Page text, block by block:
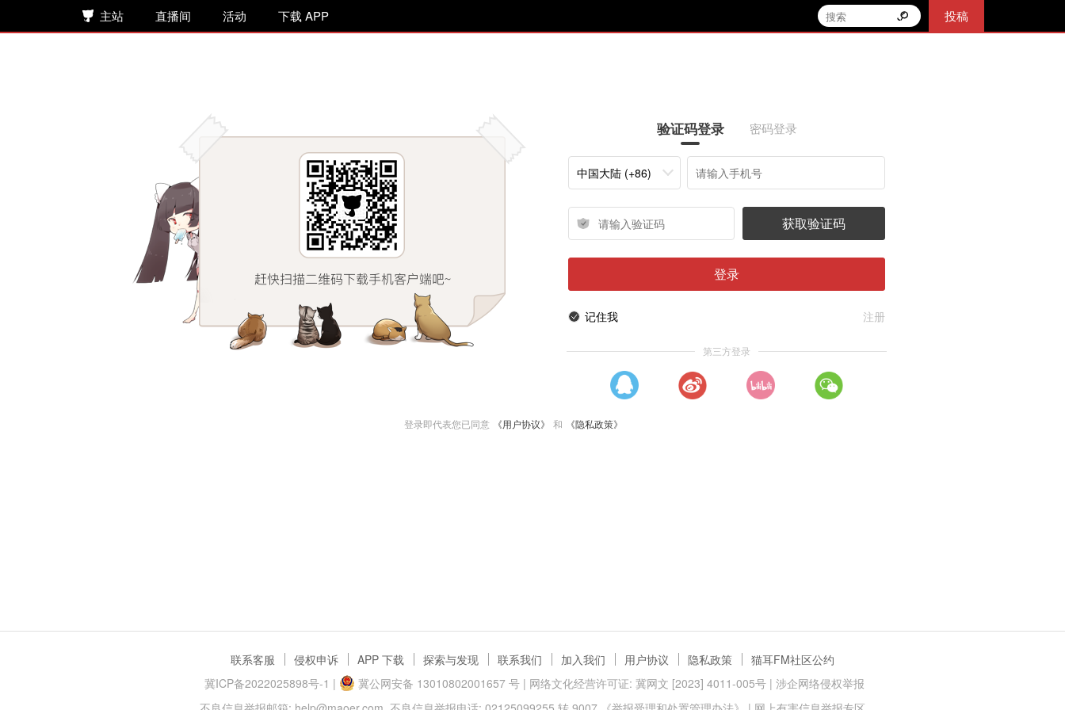
主站 直播间 活动 下载 APP 投稿
验证码登录 密码登录
中国大陆 (+86)
获取验证码
登录
记住我 注册
第三方登录
登录即代表您已同意 《用户协议》 和 《隐私政策》
联系客服 侵权申诉 APP 下载 探索与发现 联系我们 加入我们 用户协议 隐私政策
猫耳FM社区公约
冀ICP备2022025898号-1 | 冀公网安备 13010802001657 号| 网络文化经营许可证: 冀网文 [2023] 4011-005号 | 涉企网络侵权举报